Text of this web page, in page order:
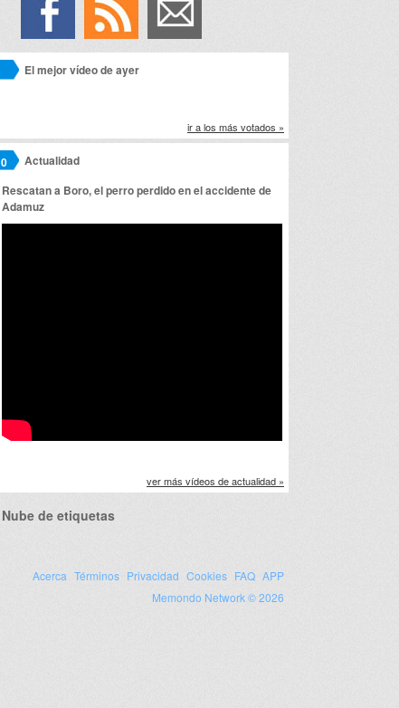
El mejor vídeo de ayer
ir a los más votados »
Actualidad
0
Rescatan a Boro, el perro perdido en el accidente de
Adamuz
ver más vídeos de actualidad »
Nube de etiquetas
Acerca Términos Privacidad Cookies FAQ APP
Memondo Network © 2026